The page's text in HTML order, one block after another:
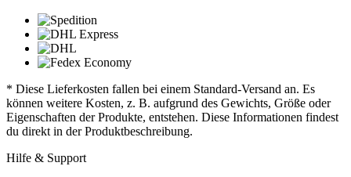
* Diese Lieferkosten fallen bei einem Standard-Versand an. Es
können weitere Kosten, z. B. aufgrund des Gewichts, Größe oder
Eigenschaften der Produkte, entstehen. Diese Informationen findest
du direkt in der Produktbeschreibung.
Hilfe & Support